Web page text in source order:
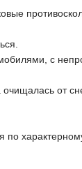
с
от
по